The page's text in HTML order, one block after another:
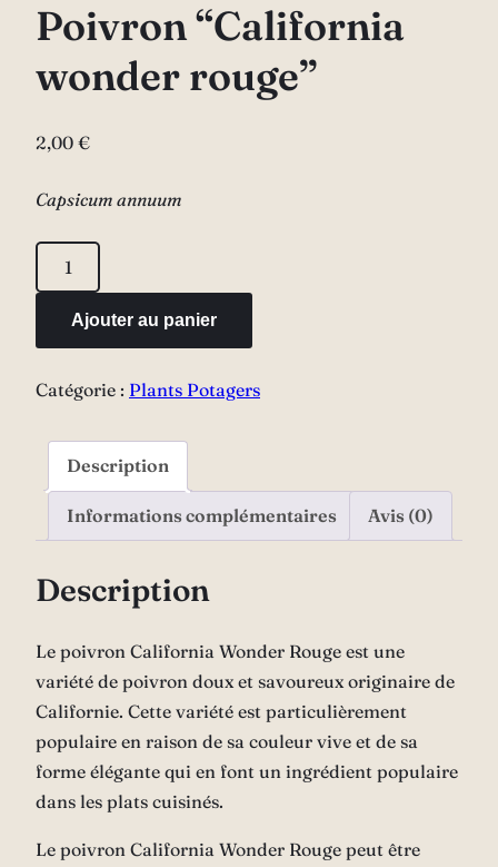
Poivron “California
wonder rouge”
2,00 €
Capsicum annuum
quantité
de
Poivron
"California
rouge"
Ajouter au panier
Catégorie : Plants Potagers
Description
Informations complémentaires Avis (0)
Description
Le poivron California Wonder Rouge est une
variété de poivron doux et savoureux originaire de
Californie. Cette variété est particulièrement
populaire en raison de sa couleur vive et de sa
forme élégante qui en font un ingrédient populaire
dans les plats cuisinés.
Le poivron California Wonder Rouge peut être